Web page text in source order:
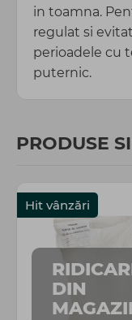
in toamna.
regulat si
perioadele cu
puternic.
PRODUSE
Hit vânzări
DIN